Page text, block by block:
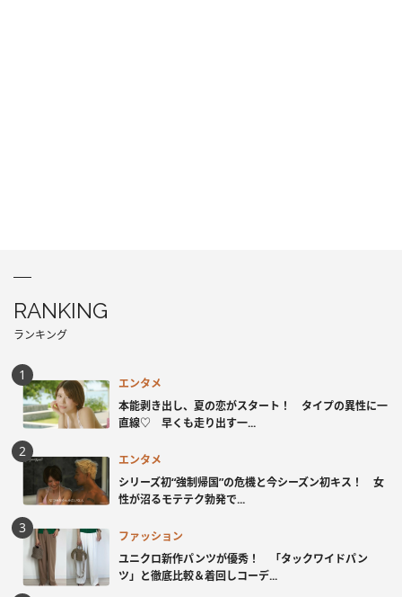
RANKING
ランキング
エンタメ
本能剥き出し、夏の恋がスタート！ タイプの異性に一
直線♡ 早くも走り出す一...
エンタメ
シリーズ初“強制帰国”の危機と今シーズン初キス！ 女
性が沼るモテテク勃発で...
ファッション
ユニクロ新作パンツが優秀！ 「タックワイドパン
ツ」と徹底比較＆着回しコーデ...